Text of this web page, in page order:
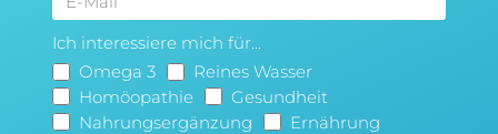
Ich interessiere mich für...
Omega 3
Reines Wasser
Homöopathie
Gesundheit
Nahrungsergänzung
Ernährung